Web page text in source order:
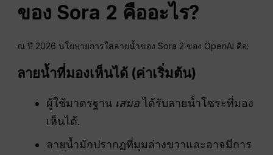
ของ Sora 2 คืออะไร?
ณ ปี 2026 นโยบายการใส่ลายน้ำของ Sora 2 ของ OpenAI คือ:
ลายน้ำที่มองเห็นได้ (ค่าเริ่มต้น)
ผู้ใช้มาตรฐาน เสมอได้รับลายน้ำโซระที่มอง
เห็นได้.
ลายน้ำมักปรากฏที่มุมล่างขวาและอาจมีการ